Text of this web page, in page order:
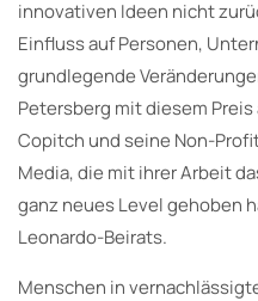
innovativen Ideen nicht
Einfluss auf Personen,
grundlegende
Petersberg mit diesem
Copitch und seine Non-
Media, die mit ihrer Arbeit
ganz neues Level gehoben
Leonardo-Beirats.
Menschen in